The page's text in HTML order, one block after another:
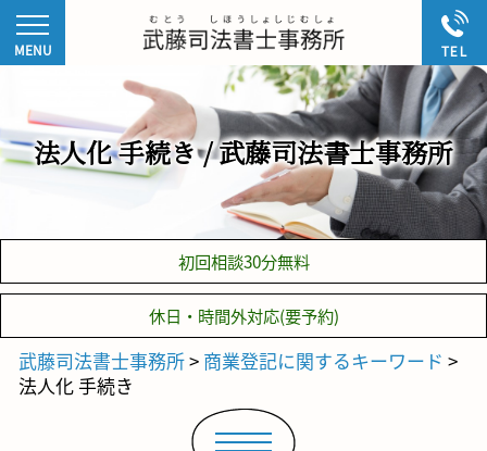
法人化 手続き / 武藤司法書士事務所
初回相談30分無料
休日・時間外対応(要予約)
武藤司法書士事務所> 商業登記に関するキーワード >
法人化 手続き